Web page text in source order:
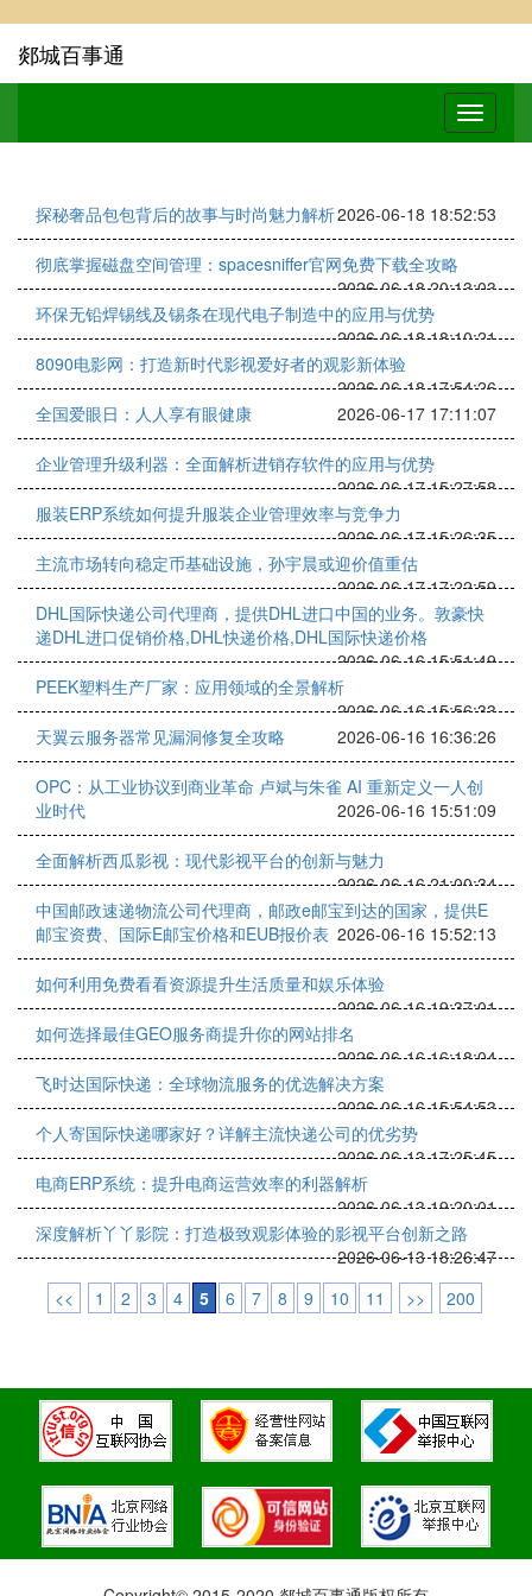
郯城百事通
探秘奢品包包背后的故事与时尚魅力解析2026-06-18 18:52:53
彻底掌握磁盘空间管理：spacesniffer官网免费下载全攻略
2026-06-18 20:13:03
环保无铅焊锡线及锡条在现代电子制造中的应用与优势
2026-06-18 18:10:21
8090电影网：打造新时代影视爱好者的观影新体验
2026-06-18 17:54:26
全国爱眼日：人人享有眼健康
2026-06-17 17:11:07
企业管理升级利器：全面解析进销存软件的应用与优势
2026-06-17 15:27:58
服装ERP系统如何提升服装企业管理效率与竞争力
2026-06-17 15:26:35
主流市场转向稳定币基础设施，孙宇晨或迎价值重估
2026-06-17 17:22:59
DHL国际快递公司代理商，提供DHL进口中国的业务。敦豪快
递DHL进口促销价格,DHL快递价格,DHL国际快递价格
2026-06-16 15:51:49
PEEK塑料生产厂家：应用领域的全景解析
2026-06-16 15:56:33
天翼云服务器常见漏洞修复全攻略
2026-06-16 16:36:26
OPC：从工业协议到商业革命 卢斌与朱雀 AI 重新定义一人创
业时代
2026-06-16 15:51:09
全面解析西瓜影视：现代影视平台的创新与魅力
2026-06-16 21:00:34
中国邮政速递物流公司代理商，邮政e邮宝到达的国家，提供E
邮宝资费、国际E邮宝价格和EUB报价表 2026-06-16 15:52:13
如何利用免费看看资源提升生活质量和娱乐体验
2026-06-16 19:37:01
如何选择最佳GEO服务商提升你的网站排名
2026-06-16 16:18:04
飞时达国际快递：全球物流服务的优选解决方案
2026-06-16 15:54:53
个人寄国际快递哪家好？详解主流快递公司的优劣势
2026-06-13 17:25:45
电商ERP系统：提升电商运营效率的利器解析
2026-06-13 19:20:01
深度解析丫丫影院：打造极致观影体验的影视平台创新之路
2026-06-13 18:26:47
<<
1 2 3 4 5 6 7 8 9 10 11 >> 200